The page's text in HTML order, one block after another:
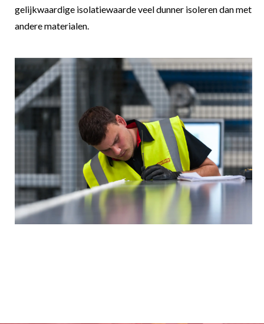
gelijkwaardige isolatiewaarde veel dunner isoleren dan met
andere materialen.